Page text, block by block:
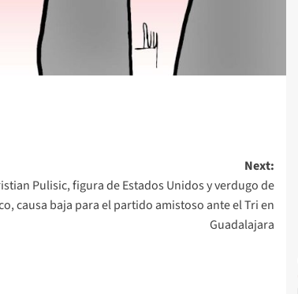
Next:
Pulisic, figura de Estados Unidos y verdugo de
causa baja para el partido amistoso ante el Tri en
Guadalajara